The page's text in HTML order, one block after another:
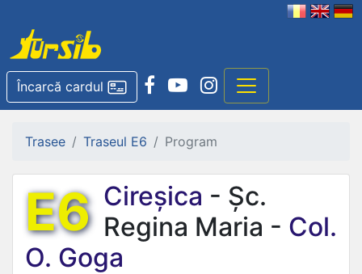
Încarcă cardul
Trasee Traseul E6 Program
E6 Cireșica - Șc.
Regina Maria - Col.
O. Goga